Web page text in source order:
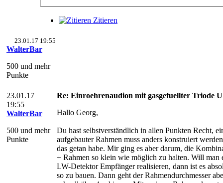
Zitieren
23.01.17 19:55
WalterBar
500 und mehr
Punkte
23.01.17
19:55
WalterBar
500 und mehr
Punkte
Re: Einroehrenaudion mit gasgefuellter Triode
Hallo Georg,
Du hast selbstverständlich in allen Punkten Recht,
aufgebauter Rahmen muss anders konstruiert
das getan habe. Mir ging es aber darum, die
+ Rahmen so klein wie möglich zu halten. Will man
LW-Detektor Empfänger realisieren, dann ist es
so zu bauen. Dann geht der Rahmendurchmesser